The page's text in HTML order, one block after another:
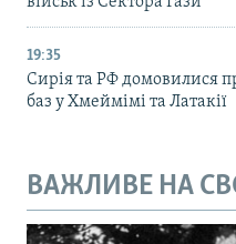
19:35
Сирія та РФ домовилися
баз у Хмеймімі та Латакії
ВАЖЛИВЕ НА